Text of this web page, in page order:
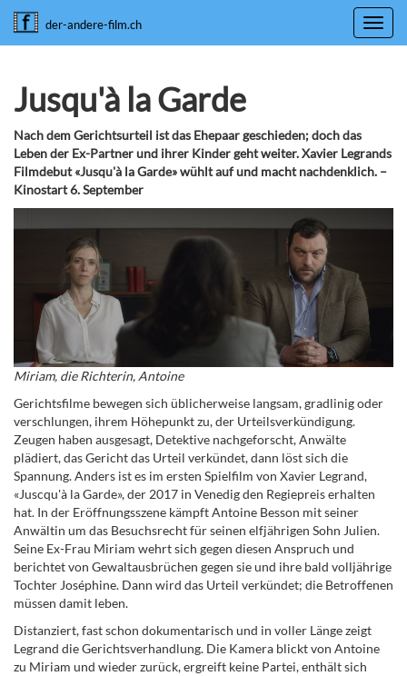
der-andere-film.ch
Jusqu'à la Garde
Nach dem Gerichtsurteil ist das Ehepaar geschieden; doch das
Leben der Ex-Partner und ihrer Kinder geht weiter. Xavier Legrands
Filmdebut «Jusqu'à la Garde» wühlt auf und macht nachdenklich. –
Kinostart 6. September
Miriam, die Richterin, Antoine
Gerichtsfilme bewegen sich üblicherweise langsam, gradlinig oder
verschlungen, ihrem Höhepunkt zu, der Urteilsverkündigung.
Zeugen haben ausgesagt, Detektive nachgeforscht, Anwälte
plädiert, das Gericht das Urteil verkündet, dann löst sich die
Spannung. Anders ist es im ersten Spielfilm von Xavier Legrand,
«Juscqu'à la Garde», der 2017 in Venedig den Regiepreis erhalten
hat. In der Eröffnungsszene kämpft Antoine Besson mit seiner
Anwältin um das Besuchsrecht für seinen elfjährigen Sohn Julien.
Seine Ex-Frau Miriam wehrt sich gegen diesen Anspruch und
berichtet von Gewaltausbrüchen gegen sie und ihre bald volljährige
Tochter Joséphine. Dann wird das Urteil verkündet; die Betroffenen
müssen damit leben.
Distanziert, fast schon dokumentarisch und in voller Länge zeigt
Legrand die Gerichtsverhandlung. Die Kamera blickt von Antoine
zu Miriam und wieder zurück, ergreift keine Partei, enthält sich